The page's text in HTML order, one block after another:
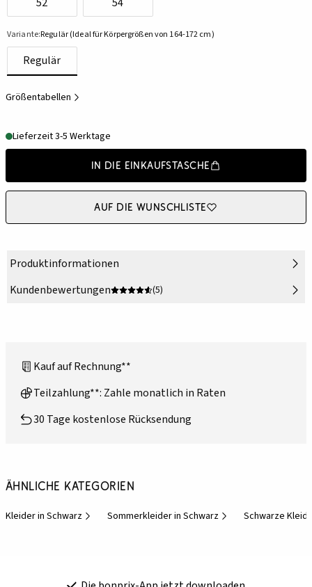
52 54
Variante:Regulär (Ideal für Körpergrößen von 164-172 cm)
Regulär
Größentabellen
Lieferzeit 3-5 Werktage
In die Einkaufstasche
Auf die Wunschliste
Produktinformationen
Kundenbewertungen
(5)
Kauf auf Rechnung**
Teilzahlung**: Zahle monatlich in Raten
30 Tage kostenlose Rücksendung
Ähnliche Kategorien
Kleider in Schwarz Sommerkleider in Schwarz Schwarze